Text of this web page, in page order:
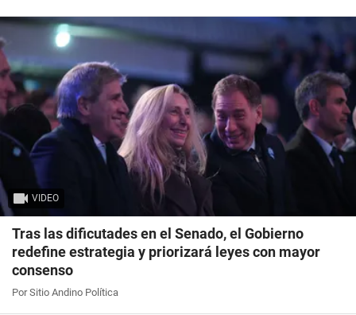
VIDEO
Tras las dificutades en el Senado, el Gobierno
redefine estrategia y priorizará leyes con mayor
consenso
Por Sitio Andino Política